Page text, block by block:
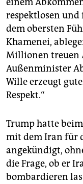
einem
respektlosen und
dem obersten
Khamenei,
Millionen treuen
Außenminister
Wille erzeugt
Respekt.“
Trump hatte
mit dem Iran für
angekündigt,
die Frage, ob er
bombardieren